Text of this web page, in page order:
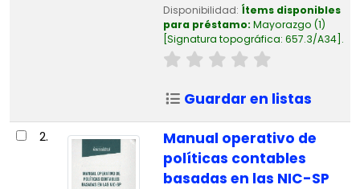
Disponibilidad: Ítems disponibles
para préstamo: Mayorazgo (1)
Signatura topográfica: 657.3/A34 .
Guardar en listas
2.
Manual operativo de
políticas contables
basadas en las NIC-SP